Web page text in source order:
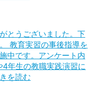
とうございました。下
教育実習の事後指導を
中です。アンケート内
年生の教職実践演習に
を読む